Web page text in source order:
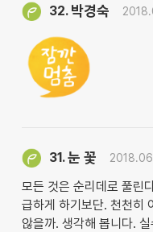
32. 박경숙
31.눈 꽃
모든 것은 순리데로 풀린
급하게 하기보단. 천천히
않을까. 생각해 봅니다.